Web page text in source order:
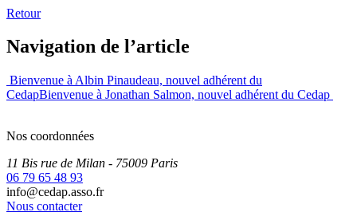
Retour
Navigation de l’article
Bienvenue à Albin Pinaudeau, nouvel adhérent du
CedapBienvenue à Jonathan Salmon, nouvel adhérent du Cedap
Nos coordonnées
11 Bis rue de Milan - 75009 Paris
06 79 65 48 93
info@cedap.asso.fr
Nous contacter